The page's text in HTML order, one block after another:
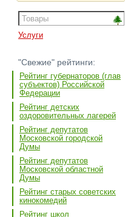
Услуги
"Свежие" рейтинги:
Рейтинг губернаторов (глав
субъектов) Российской
Федерации
Рейтинг детских
оздоровительных лагерей
Рейтинг депутатов
Московской городской
Думы
Рейтинг депутатов
Московской областной
Думы
Рейтинг старых советских
кинокомедий
Рейтинг школ